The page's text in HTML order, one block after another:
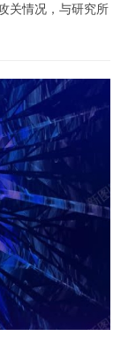
关情况，与研究所